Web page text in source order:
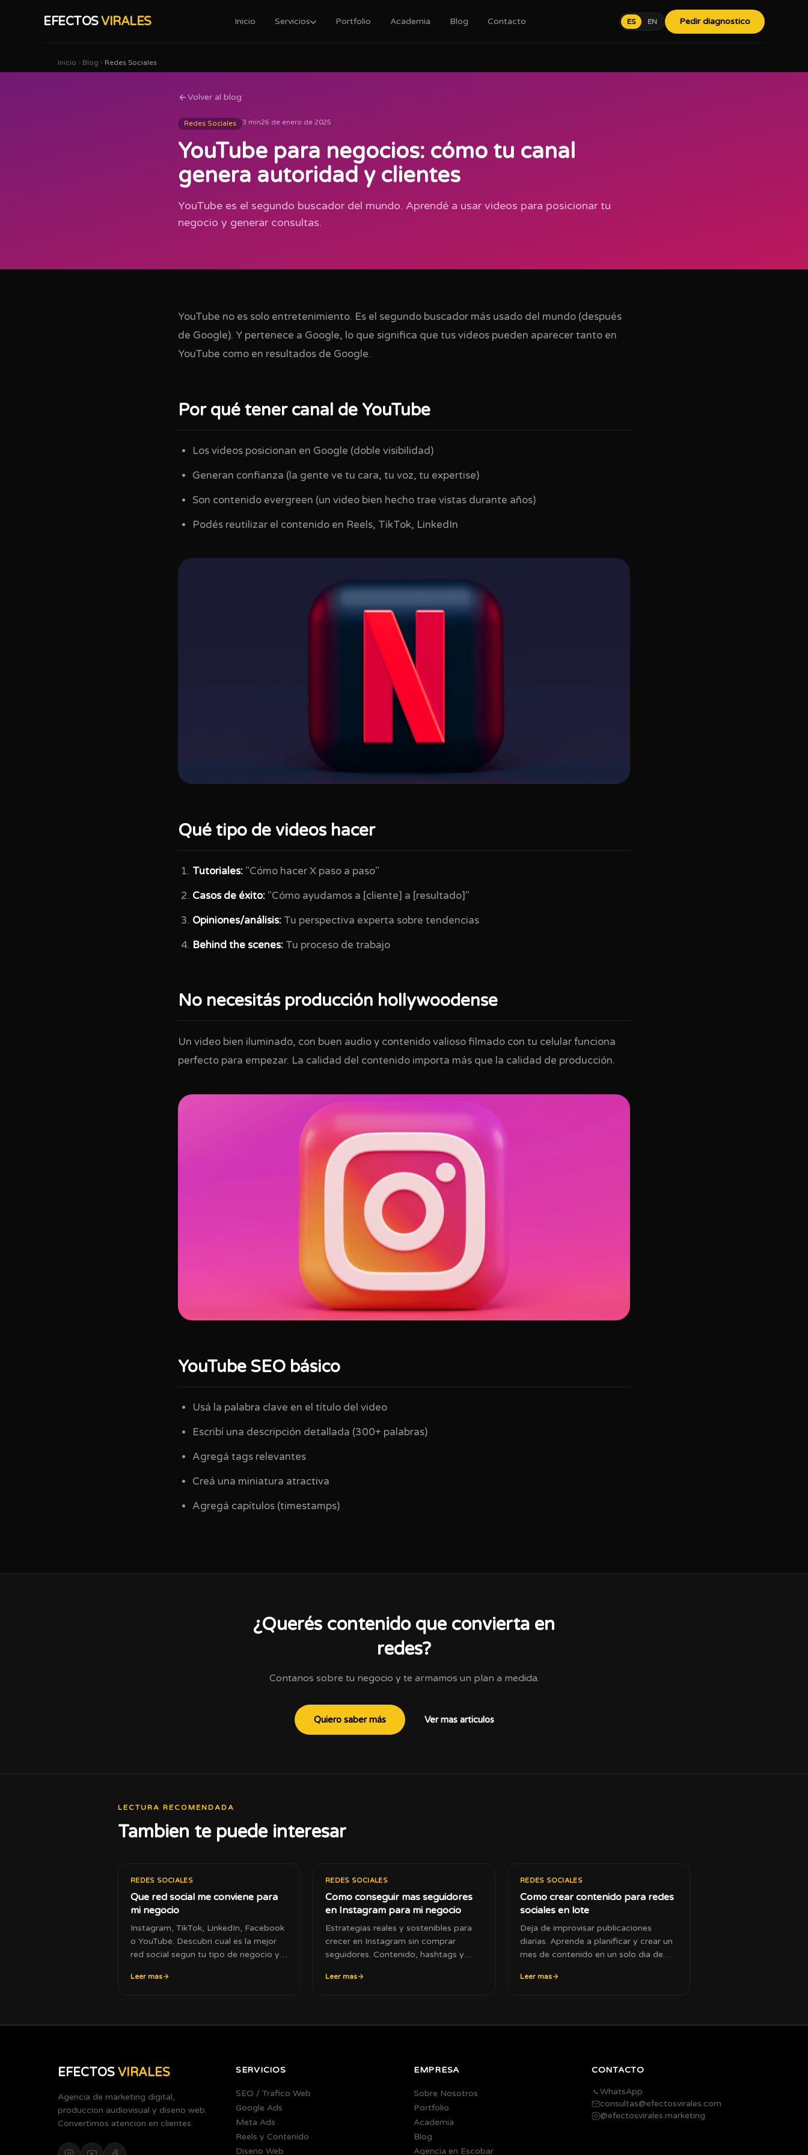
EFECTOSVIRALES Inicio Servicios Portfolio Academia Blog Contacto ES EN Pedir diagnostico
Inicio Blog Redes Sociales
Volver al blog
Redes Sociales 3 min26 de enero de 2025
YouTube para negocios: cómo tu canal
genera autoridad y clientes
YouTube es el segundo buscador del mundo. Aprendé a usar videos para posicionar tu
negocio y generar consultas.
YouTube no es solo entretenimiento. Es el segundo buscador más usado del mundo (después
de Google). Y pertenece a Google, lo que significa que tus videos pueden aparecer tanto en
YouTube como en resultados de Google.
Por qué tener canal de YouTube
Los videos posicionan en Google (doble visibilidad)
Generan confianza (la gente ve tu cara, tu voz, tu expertise)
Son contenido evergreen (un video bien hecho trae vistas durante años)
Podés reutilizar el contenido en Reels, TikTok, LinkedIn
Qué tipo de videos hacer
Tutoriales: "Cómo hacer X paso a paso"
Casos de éxito: "Cómo ayudamos a [cliente] a [resultado]"
Opiniones/análisis: Tu perspectiva experta sobre tendencias
Behind the scenes: Tu proceso de trabajo
No necesitás producción hollywoodense
Un video bien iluminado, con buen audio y contenido valioso filmado con tu celular funciona
perfecto para empezar. La calidad del contenido importa más que la calidad de producción.
YouTube SEO básico
Usá la palabra clave en el título del video
Escribí una descripción detallada (300+ palabras)
Agregá tags relevantes
Creá una miniatura atractiva
Agregá capítulos (timestamps)
¿Querés contenido que convierta en
redes?
Contanos sobre tu negocio y te armamos un plan a medida.
Quiero saber más Ver mas articulos
LECTURA RECOMENDADA
Tambien te puede interesar
REDES SOCIALES
Que red social me conviene para
mi negocio
Instagram, TikTok, LinkedIn, Facebook
o YouTube. Descubri cual es la mejor
red social segun tu tipo de negocio y
Leer mas
REDES SOCIALES
Como conseguir mas seguidores
en Instagram para mi negocio
Estrategias reales y sostenibles para
crecer en Instagram sin comprar
seguidores. Contenido, hashtags y
Leer mas
REDES SOCIALES
Como crear contenido para redes
sociales en lote
Deja de improvisar publicaciones
diarias. Aprende a planificar y crear un
mes de contenido en un solo dia de
Leer mas
EFECTOS VIRALES
Agencia de marketing digital,
produccion audiovisual y diseno web.
Convertimos atencion en clientes.
SERVICIOS
SEO / Trafico Web
Google Ads
Meta Ads
Reels y Contenido
Diseno Web
EMPRESA
Sobre Nosotros
Portfolio
Academia
Blog
Agencia en Escobar
CONTACTO
WhatsApp
consultas@efectosvirales.com
@efectosvirales.marketing